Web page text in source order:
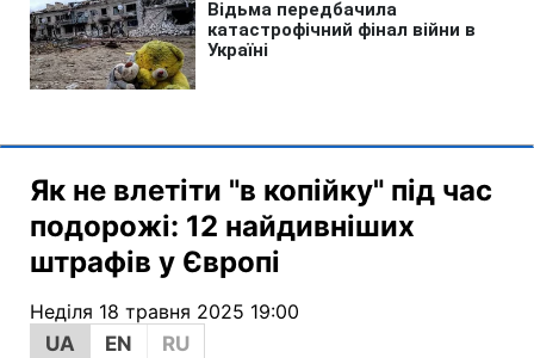
Як не влетіти "в копійку" під час
подорожі: 12 найдивніших
штрафів у Європі
Неділя 18 травня 2025 19:00
UA
EN RU